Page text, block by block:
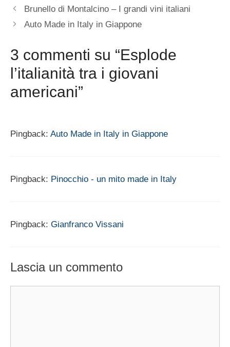
Brunello di Montalcino – I grandi vini italiani
Auto Made in Italy in Giappone
3 commenti su “Esplode
l’italianità tra i giovani
americani”
Pingback: Auto Made in Italy in Giappone
Pingback: Pinocchio - un mito made in Italy
Pingback: Gianfranco Vissani
Lascia un commento